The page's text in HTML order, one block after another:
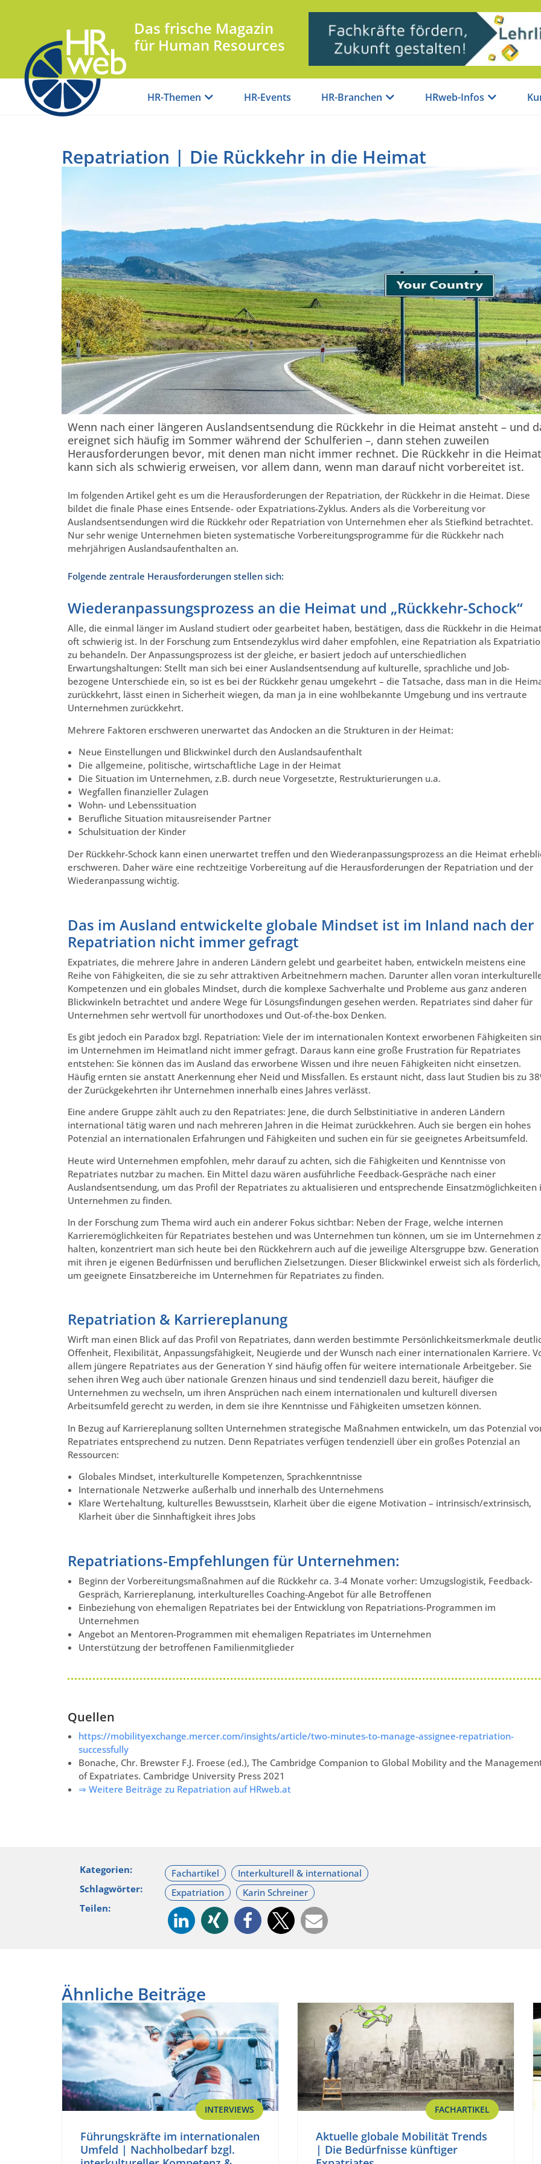
Das frische Magazin
für Human Resources
HR-Themen HR-Events HR-Branchen HRweb-Infos
Repatriation | Die Rückkehr in die Heimat
Wenn nach einer längeren Auslandsentsendung die Rückkehr in die Heimat ansteht – und
ereignet sich häufig im Sommer während der Schulferien –, dann stehen zuweilen
Herausforderungen bevor, mit denen man nicht immer rechnet. Die Rückkehr in die Heimat
kann sich als schwierig erweisen, vor allem dann, wenn man darauf nicht vorbereitet ist.
Im folgenden Artikel geht es um die Herausforderungen der Repatriation, der Rückkehr in die Heimat. Diese
bildet die finale Phase eines Entsende- oder Expatriations-Zyklus. Anders als die Vorbereitung vor
Auslandsentsendungen wird die Rückkehr oder Repatriation von Unternehmen eher als Stiefkind betrachtet.
Nur sehr wenige Unternehmen bieten systematische Vorbereitungsprogramme für die Rückkehr nach
mehrjährigen Auslandsaufenthalten an.
Folgende zentrale Herausforderungen stellen sich:
Wiederanpassungsprozess an die Heimat und „Rückkehr-Schock“
Alle, die einmal länger im Ausland studiert oder gearbeitet haben, bestätigen, dass die Rückkehr in die
oft schwierig ist. In der Forschung zum Entsendezyklus wird daher empfohlen, eine Repatriation als
zu behandeln. Der Anpassungsprozess ist der gleiche, er basiert jedoch auf unterschiedlichen
Erwartungshaltungen: Stellt man sich bei einer Auslandsentsendung auf kulturelle, sprachliche und Job-
bezogene Unterschiede ein, so ist es bei der Rückkehr genau umgekehrt – die Tatsache, dass man in die
zurückkehrt, lässt einen in Sicherheit wiegen, da man ja in eine wohlbekannte Umgebung und ins vertraute
Unternehmen zurückkehrt.
Mehrere Faktoren erschweren unerwartet das Andocken an die Strukturen in der Heimat:
Neue Einstellungen und Blickwinkel durch den Auslandsaufenthalt
Die allgemeine, politische, wirtschaftliche Lage in der Heimat
Die Situation im Unternehmen, z.B. durch neue Vorgesetzte, Restrukturierungen u.a.
Wegfallen finanzieller Zulagen
Wohn- und Lebenssituation
Berufliche Situation mitausreisender Partner
Schulsituation der Kinder
Der Rückkehr-Schock kann einen unerwartet treffen und den Wiederanpassungsprozess an die Heimat
erschweren. Daher wäre eine rechtzeitige Vorbereitung auf die Herausforderungen der Repatriation und der
Wiederanpassung wichtig.
Das im Ausland entwickelte globale Mindset ist im Inland nach der
Repatriation nicht immer gefragt
Expatriates, die mehrere Jahre in anderen Ländern gelebt und gearbeitet haben, entwickeln meistens eine
Reihe von Fähigkeiten, die sie zu sehr attraktiven Arbeitnehmern machen. Darunter allen voran
Kompetenzen und ein globales Mindset, durch die komplexe Sachverhalte und Probleme aus ganz anderen
Blickwinkeln betrachtet und andere Wege für Lösungsfindungen gesehen werden. Repatriates sind daher für
Unternehmen sehr wertvoll für unorthodoxes und Out-of-the-box Denken.
Es gibt jedoch ein Paradox bzgl. Repatriation: Viele der im internationalen Kontext erworbenen Fähigkeiten
im Unternehmen im Heimatland nicht immer gefragt. Daraus kann eine große Frustration für Repatriates
entstehen: Sie können das im Ausland das erworbene Wissen und ihre neuen Fähigkeiten nicht einsetzen.
Häufig ernten sie anstatt Anerkennung eher Neid und Missfallen. Es erstaunt nicht, dass laut Studien bis zu
der Zurückgekehrten ihr Unternehmen innerhalb eines Jahres verlässt.
Eine andere Gruppe zählt auch zu den Repatriates: Jene, die durch Selbstinitiative in anderen Ländern
international tätig waren und nach mehreren Jahren in die Heimat zurückkehren. Auch sie bergen ein hohes
Potenzial an internationalen Erfahrungen und Fähigkeiten und suchen ein für sie geeignetes Arbeitsumfeld.
Heute wird Unternehmen empfohlen, mehr darauf zu achten, sich die Fähigkeiten und Kenntnisse von
Repatriates nutzbar zu machen. Ein Mittel dazu wären ausführliche Feedback-Gespräche nach einer
Auslandsentsendung, um das Profil der Repatriates zu aktualisieren und entsprechende Einsatzmöglichkeiten
Unternehmen zu finden.
In der Forschung zum Thema wird auch ein anderer Fokus sichtbar: Neben der Frage, welche internen
Karrieremöglichkeiten für Repatriates bestehen und was Unternehmen tun können, um sie im Unternehmen
halten, konzentriert man sich heute bei den Rückkehrern auch auf die jeweilige Altersgruppe bzw. Generation
mit ihren je eigenen Bedürfnissen und beruflichen Zielsetzungen. Dieser Blickwinkel erweist sich als förderlich,
um geeignete Einsatzbereiche im Unternehmen für Repatriates zu finden.
Repatriation & Karriereplanung
Wirft man einen Blick auf das Profil von Repatriates, dann werden bestimmte Persönlichkeitsmerkmale
Offenheit, Flexibilität, Anpassungsfähigkeit, Neugierde und der Wunsch nach einer internationalen Karriere.
allem jüngere Repatriates aus der Generation Y sind häufig offen für weitere internationale Arbeitgeber. Sie
sehen ihren Weg auch über nationale Grenzen hinaus und sind tendenziell dazu bereit, häufiger die
Unternehmen zu wechseln, um ihren Ansprüchen nach einem internationalen und kulturell diversen
Arbeitsumfeld gerecht zu werden, in dem sie ihre Kenntnisse und Fähigkeiten umsetzen können.
In Bezug auf Karriereplanung sollten Unternehmen strategische Maßnahmen entwickeln, um das Potenzial
Repatriates entsprechend zu nutzen. Denn Repatriates verfügen tendenziell über ein großes Potenzial an
Ressourcen:
Globales Mindset, interkulturelle Kompetenzen, Sprachkenntnisse
Internationale Netzwerke außerhalb und innerhalb des Unternehmens
Klare Wertehaltung, kulturelles Bewusstsein, Klarheit über die eigene Motivation – intrinsisch/extrinsisch,
Klarheit über die Sinnhaftigkeit ihres Jobs
Repatriations-Empfehlungen für Unternehmen:
Beginn der Vorbereitungsmaßnahmen auf die Rückkehr ca. 3-4 Monate vorher: Umzugslogistik, Feedback-
Gespräch, Karriereplanung, interkulturelles Coaching-Angebot für alle Betroffenen
Einbeziehung von ehemaligen Repatriates bei der Entwicklung von Repatriations-Programmen im
Unternehmen
Angebot an Mentoren-Programmen mit ehemaligen Repatriates im Unternehmen
Unterstützung der betroffenen Familienmitglieder
Quellen
https://mobilityexchange.mercer.com/insights/article/two-minutes-to-manage-assignee-repatriation-
successfully
Bonache, Chr. Brewster F.J. Froese (ed.), The Cambridge Companion to Global Mobility and the
of Expatriates. Cambridge University Press 2021
⇒ Weitere Beiträge zu Repatriation auf HRweb.at
Kategorien:
Schlagwörter:
Teilen:
Ähnliche Beiträge
INTERVIEWS
Führungskräfte im internationalen
Umfeld | Nachholbedarf bzgl.
FACHARTIKEL
Aktuelle globale Mobilität Trends
| Die Bedürfnisse künftiger